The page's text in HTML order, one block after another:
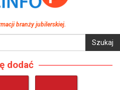
branży jubilerskiej.
dodać